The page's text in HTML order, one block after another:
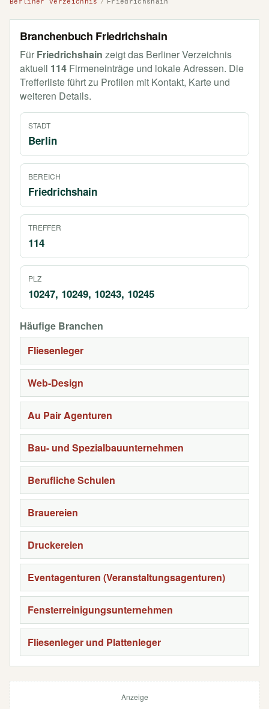
Berliner Verzeichnis Friedrichshain
Branchenbuch Friedrichshain
Für Friedrichshain zeigt das Berliner Verzeichnis
aktuell 114 Firmeneinträge und lokale Adressen. Die
Trefferliste führt zu Profilen mit Kontakt, Karte und
weiteren Details.
STADT
Berlin
BEREICH
Friedrichshain
TREFFER
114
PLZ
10247, 10249, 10243, 10245
Häufige Branchen
Fliesenleger
Web-Design
Au Pair Agenturen
Bau- und Spezialbauunternehmen
Berufliche Schulen
Brauereien
Druckereien
Eventagenturen (Veranstaltungsagenturen)
Fensterreinigungsunternehmen
Fliesenleger und Plattenleger
Anzeige